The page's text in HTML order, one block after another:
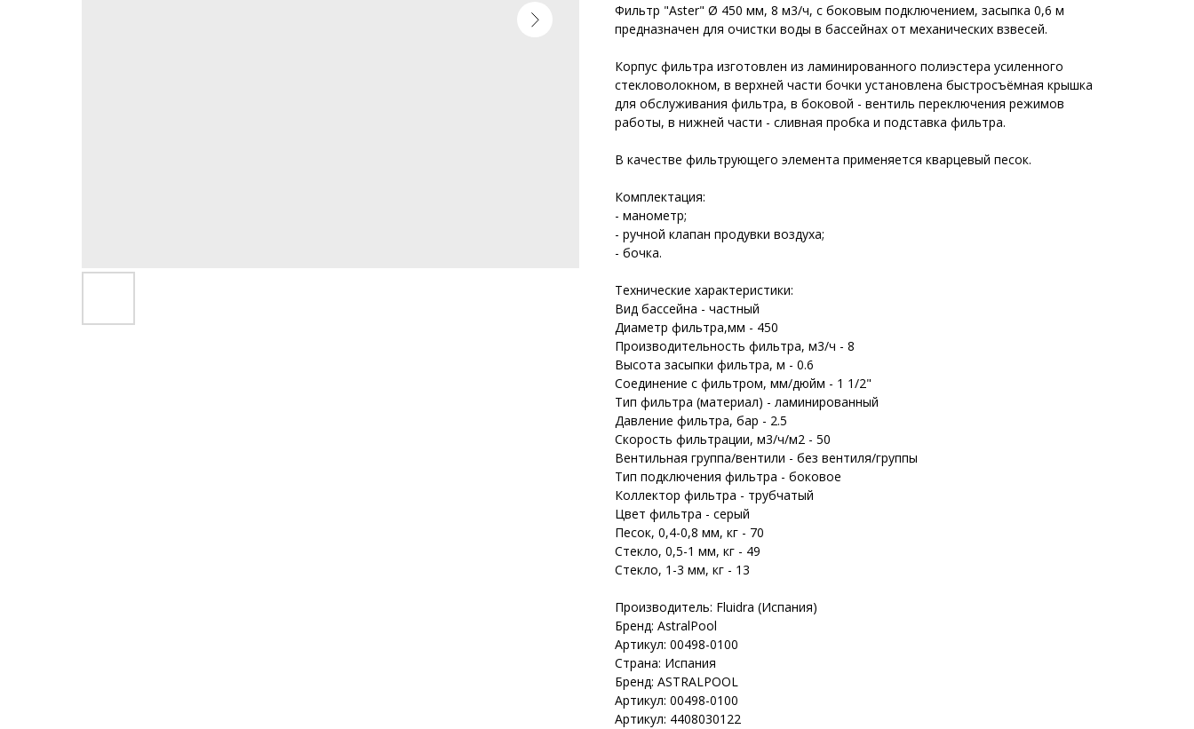
Фильтр "Aster" Ø 450 мм, 8 м3/ч, с боковым подключением, засыпка 0,6 м
предназначен для очистки воды в бассейнах от механических взвесей.
Корпус фильтра изготовлен из ламинированного полиэстера усиленного
стекловолокном, в верхней части бочки установлена быстросъёмная крышка
для обслуживания фильтра, в боковой - вентиль переключения режимов
работы, в нижней части - сливная пробка и подставка фильтра.
В качестве фильтрующего элемента применяется кварцевый песок.
Комплектация:
- манометр;
- ручной клапан продувки воздуха;
- бочка.
Технические характеристики:
Вид бассейна - частный
Диаметр фильтра,мм - 450
Производительность фильтра, м3/ч - 8
Высота засыпки фильтра, м - 0.6
Соединение с фильтром, мм/дюйм - 1 1/2"
Тип фильтра (материал) - ламинированный
Дaвление фильтра, бар - 2.5
Скорость фильтрации, м3/ч/м2 - 50
Вентильная группа/вентили - без вентиля/группы
Тип подключения фильтра - боковое
Коллектор фильтра - трубчатый
Цвет фильтра - серый
Песок, 0,4-0,8 мм, кг - 70
Стекло, 0,5-1 мм, кг - 49
Стекло, 1-3 мм, кг - 13
Производитель: Fluidra (Испания)
Бренд: AstralPool
Артикул: 00498-0100
Страна: Испания
Бренд: ASTRALPOOL
Артикул: 00498-0100
Артикул: 4408030122